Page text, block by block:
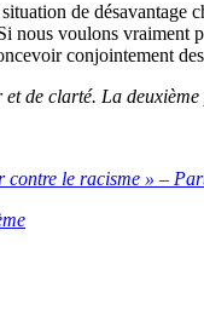
de
voulons
conjointement
de clarté. La
contre le racisme » –